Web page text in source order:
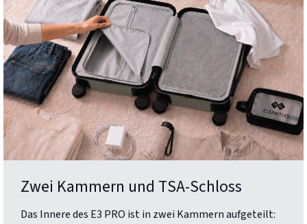
Zwei Kammern und TSA-Schloss
Das Innere des E3 PRO ist in zwei Kammern aufgeteilt: